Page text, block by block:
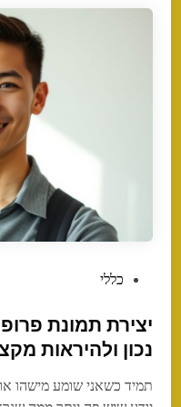
s
t
d
כללי
יצירת תמונת
נכון ולהיראות
תמיד כשאני שומע מישהו